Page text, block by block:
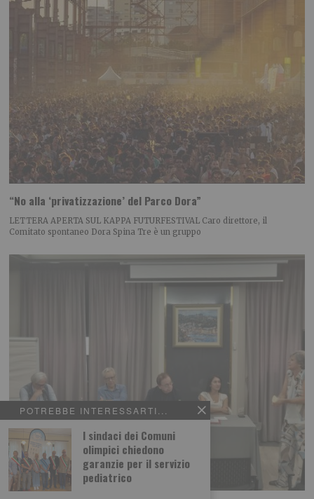
POTREBBE INTERESSARTI...
I sindaci dei Comuni
olimpici chiedono
garanzie per il servizio
pediatrico
“No alla ‘privatizzazione’ del Parco Dora”
LETTERA APERTA SUL KAPPA FUTURFESTIVAL Caro direttore, il
Comitato spontaneo Dora Spina Tre è un gruppo